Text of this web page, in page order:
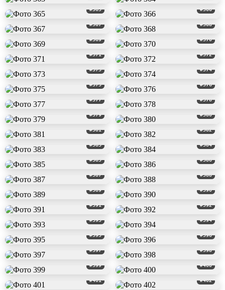
#365 #366
#367 #368
#369 #370
#371 #372
#373 #374
#375 #376
#377 #378
#379 #380
#381 #382
#383 #384
#385 #386
#387 #388
#389 #390
#391 #392
#393 #394
#395 #396
#397 #398
#399 #400
#401 #402